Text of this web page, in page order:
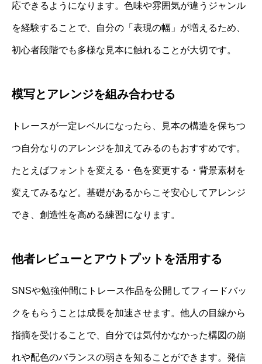
応できるようになります。色味や雰囲気が違うジャンル
を経験することで、自分の「表現の幅」が増えるため、
初心者段階でも多様な見本に触れることが大切です。
模写とアレンジを組み合わせる
トレースが一定レベルになったら、見本の構造を保ちつ
つ自分なりのアレンジを加えてみるのもおすすめです。
たとえばフォントを変える・色を変更する・背景素材を
変えてみるなど。基礎があるからこそ安心してアレンジ
でき、創造性を高める練習になります。
他者レビューとアウトプットを活用する
SNSや勉強仲間にトレース作品を公開してフィードバッ
クをもらうことは成長を加速させます。他人の目線から
指摘を受けることで、自分では気付かなかった構図の崩
れや配色のバランスの弱さを知ることができます。発信